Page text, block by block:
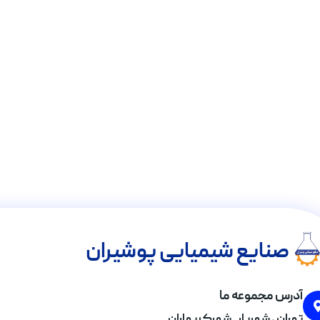
صنایع شیمیایی پوشیران
آدرس مجموعه ما